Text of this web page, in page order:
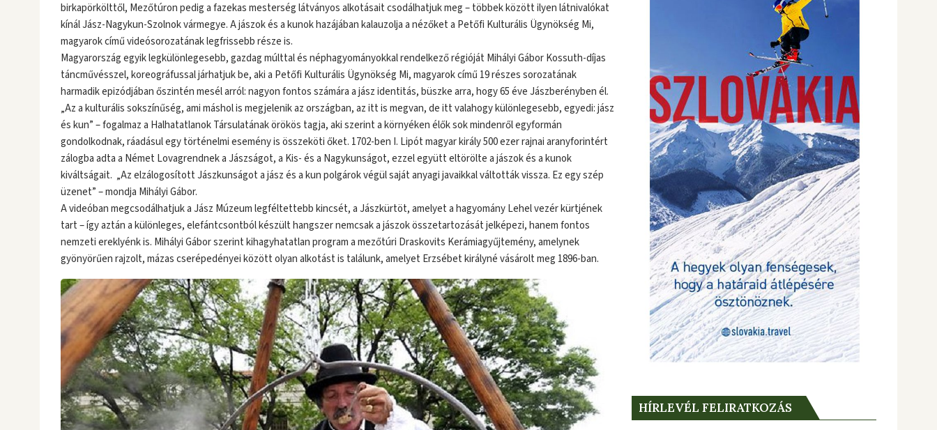
birkapörkölttől, Mezőtúron pedig a fazekas mesterség látványos alkotásait csodálhatjuk meg – többek között ilyen látnivalókat
kínál Jász-Nagykun-Szolnok vármegye. A jászok és a kunok hazájában kalauzolja a nézőket a Petőfi Kulturális Ügynökség Mi,
magyarok című videósorozatának legfrissebb része is.
Magyarország egyik legkülönlegesebb, gazdag múlttal és néphagyományokkal rendelkező régióját Mihályi Gábor Kossuth-díjas
táncművésszel, koreográfussal járhatjuk be, aki a Petőfi Kulturális Ügynökség Mi, magyarok című 19 részes sorozatának
harmadik epizódjában őszintén mesél arról: nagyon fontos számára a jász identitás, büszke arra, hogy 65 éve Jászberényben él.
„Az a kulturális sokszínűség, ami máshol is megjelenik az országban, az itt is megvan, de itt valahogy különlegesebb, egyedi: jász
és kun” – fogalmaz a Halhatatlanok Társulatának örökös tagja, aki szerint a környéken élők sok mindenről egyformán
gondolkodnak, ráadásul egy történelmi esemény is összeköti őket. 1702-ben I. Lipót magyar király 500 ezer rajnai aranyforintért
zálogba adta a Német Lovagrendnek a Jászságot, a Kis- és a Nagykunságot, ezzel együtt eltörölte a jászok és a kunok
kiváltságait. „Az elzálogosított Jászkunságot a jász és a kun polgárok végül saját anyagi javaikkal váltották vissza. Ez egy szép
üzenet” – mondja Mihályi Gábor.
A videóban megcsodálhatjuk a Jász Múzeum legféltettebb kincsét, a Jászkürtöt, amelyet a hagyomány Lehel vezér kürtjének
tart – így aztán a különleges, elefántcsontból készült hangszer nemcsak a jászok összetartozását jelképezi, hanem fontos
nemzeti ereklyénk is. Mihályi Gábor szerint kihagyhatatlan program a mezőtúri Draskovits Kerámiagyűjtemény, amelynek
gyönyörűen rajzolt, mázas cserépedényei között olyan alkotást is találunk, amelyet Erzsébet királyné vásárolt meg 1896-ban.
HÍRLEVÉL FELIRATKOZÁS